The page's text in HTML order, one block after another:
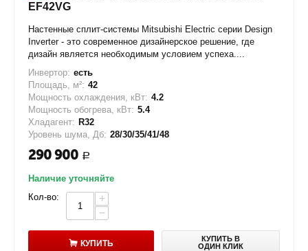
EF42VG
Настенные сплит-системы Mitsubishi Electric серии Design
Inverter - это современное дизайнерское решение, где
дизайн является необходимым условием успеха....
Инвертор: есть
Площадь, м²: 42
Мощность охлаждения, кВт: 4.2
Мощность обогрева, кВт: 5.4
Хладагент: R32
Уровень шума, Дб: 28/30/35/41/48
290 900 Р
Наличие уточняйте
Кол-во:
+
−
КУПИТЬ
КУПИТЬ В
ОДИН КЛИК